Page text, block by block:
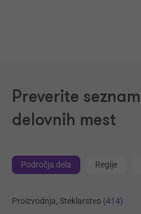
Preverite
delovnih mest
Področja dela Regije
Proizvodnja, Steklarstvo (414)